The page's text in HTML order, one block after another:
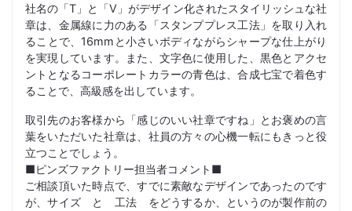
社名の「T」と「V」がデザイン化されたスタイリッシュな社
章は、金属線に力のある「スタンププレス工法」を取り入れ
ることで、16mmと小さいボディながらシャープな仕上がり
を実現しています。また、文字色に使用した、黒色とアクセ
ントとなるコーポレートカラーの青色は、合成七宝で着色す
ることで、高級感を出しています。
取引先のお客様から「感じのいい社章ですね」とお褒めの言
葉をいただいた社章は、社員の方々の心機一転にもきっと役
立つことでしょう。
■ピンズファクトリー担当者コメント■
ご相談頂いた時点で、すでに素敵なデザインであったのです
が、サイズ と 工法 をどうするか、というのが製作前の